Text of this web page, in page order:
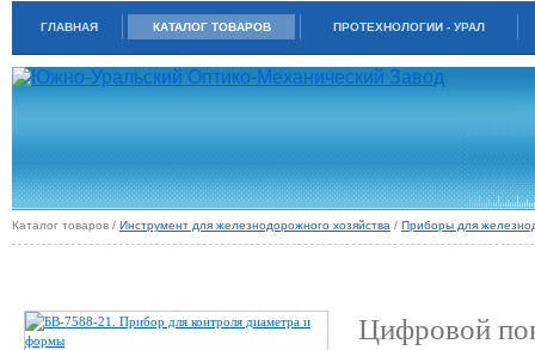
ГЛАВНАЯ КАТАЛОГ ТОВАРОВ ПРОТЕХНОЛОГИИ - УРАЛ
Каталог товаров / Инструмент для железнодорожного хозяйства / Приборы для
Цифровой